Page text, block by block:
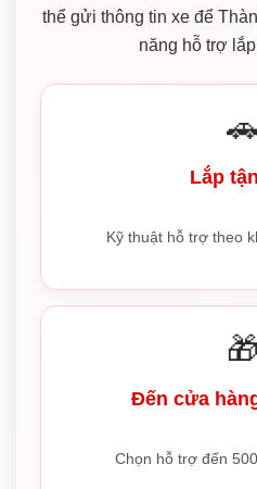
thể gửi thông tin xe để
năng hỗ trợ
🚗
Lắp
Kỹ thuật hỗ trợ theo
🎁
Đến cửa
Chọn hỗ trợ đến